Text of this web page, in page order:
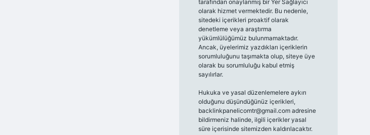
tarafından onaylanmış bir Yer Sağlayıcı
olarak hizmet vermektedir. Bu nedenle,
sitedeki içerikleri proaktif olarak
denetleme veya araştırma
yükümlülüğümüz bulunmamaktadır.
Ancak, üyelerimiz yazdıkları içeriklerin
sorumluluğunu taşımakta olup, siteye üye
olarak bu sorumluluğu kabul etmiş
sayılırlar.
Hukuka ve yasal düzenlemelere aykırı
olduğunu düşündüğünüz içerikleri,
backlinkpanelicomtr@gmail.comadresine
bildirmeniz halinde, ilgili içerikler yasal
süre içerisinde sitemizden kaldırılacaktır.